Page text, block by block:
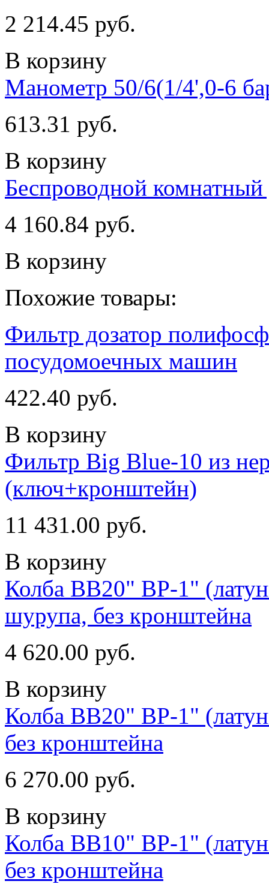
2 214.45 руб.
В корзину
Манометр 50/6(1/4',0-6
613.31 руб.
В корзину
Беспроводной
4 160.84 руб.
В корзину
Похожие товары:
Фильтр дозатор
посудомоечных машин
422.40 руб.
В корзину
Фильтр Big Blue-10 из
(ключ+кронштейн)
11 431.00 руб.
В корзину
Колба ВВ20" ВР-1"
шурупа, без кронштейна
4 620.00 руб.
В корзину
Колба ВВ20" ВР-1"
без кронштейна
6 270.00 руб.
В корзину
Колба ВВ10" ВР-1"
без кронштейна